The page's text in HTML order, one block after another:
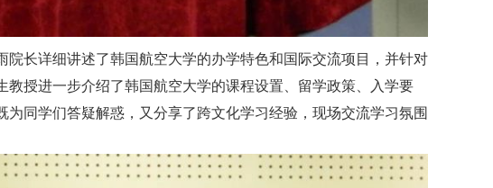
长详细讲述了韩国航空大学的办学特色和国际交流项目，并针对
授进一步介绍了韩国航空大学的课程设置、留学政策、入学要
同学们答疑解惑，又分享了跨文化学习经验，现场交流学习氛围